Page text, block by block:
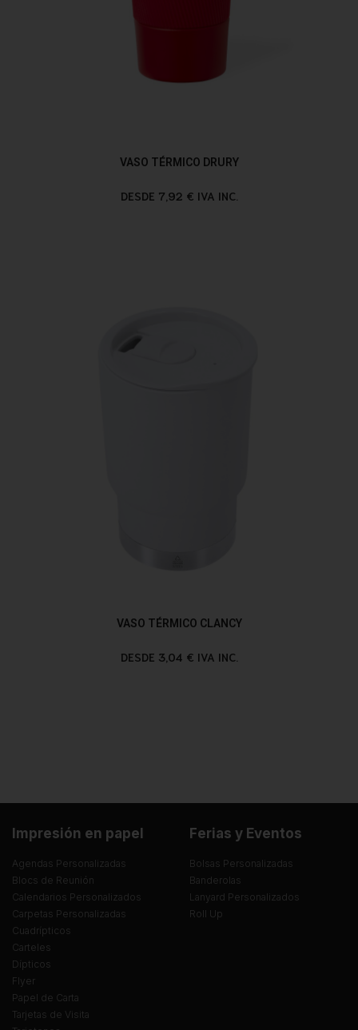
VASO TÉRMICO DRURY
DESDE 7,92 € IVA INC.
VASO TÉRMICO CLANCY
DESDE 3,04 € IVA INC.
Impresión en papel
Agendas Personalizadas
Blocs de Reunión
Calendarios Personalizados
Carpetas Personalizadas
Cuadrípticos
Carteles
Dípticos
Flyer
Papel de Carta
Tarjetas de Visita
Ferias y Eventos
Bolsas Personalizadas
Banderolas
Lanyard Personalizados
Roll Up